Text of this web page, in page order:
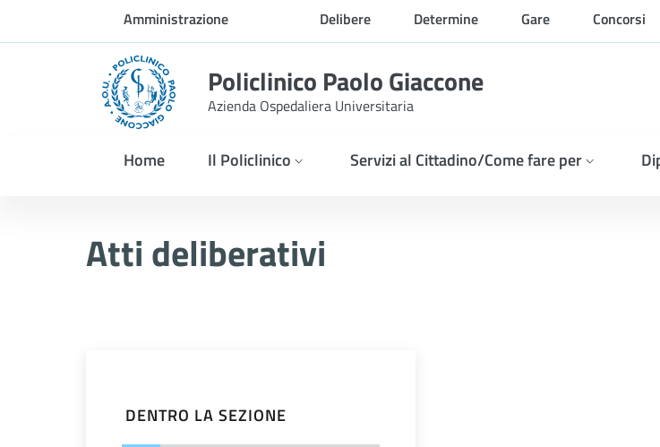
Skip to Main ContentAmministrazione
trasparente
Delibere Determine Gare Concorsi
Policlinico Paolo Giaccone
Azienda Ospedaliera Universitaria
Home Il Policlinico Servizi al Cittadino/Come fare per
Atti deliberativi
DENTRO LA SEZIONE